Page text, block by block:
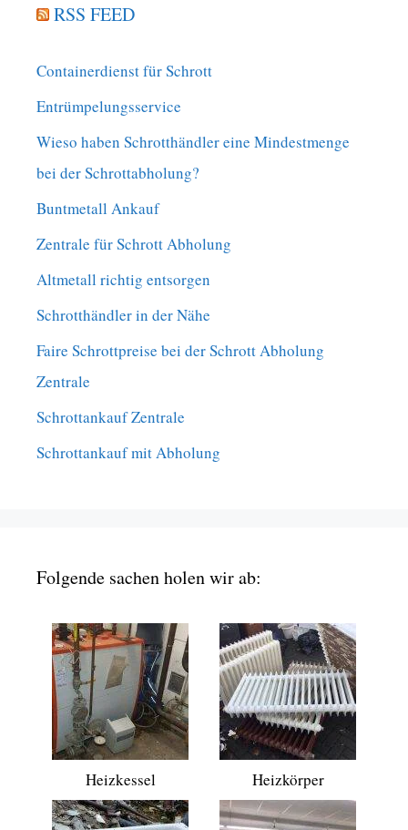
RSS FEED
Containerdienst für Schrott
Entrümpelungsservice
Wieso haben Schrotthändler eine Mindestmenge
bei der Schrottabholung?
Buntmetall Ankauf
Zentrale für Schrott Abholung
Altmetall richtig entsorgen
Schrotthändler in der Nähe
Faire Schrottpreise bei der Schrott Abholung
Zentrale
Schrottankauf Zentrale
Schrottankauf mit Abholung
Folgende sachen holen wir ab:
Heizkessel Heizkörper